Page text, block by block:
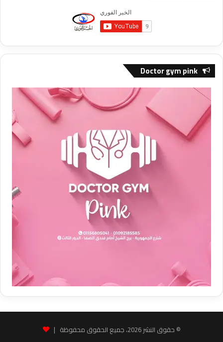
Doctor gym pink
© حقوق النشر 2026، جميع الحقوق محفوظة |